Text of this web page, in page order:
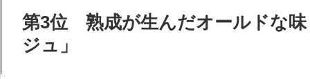
第3位 熟成が生んだオールドな
ジュ」